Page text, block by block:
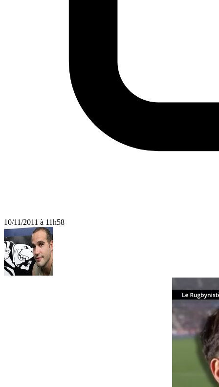
10/11/2011 à 11h58